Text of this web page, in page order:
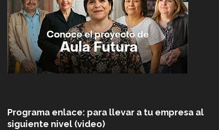
Programa enlace: para llevar a tu empresa al
siguiente nivel (video)